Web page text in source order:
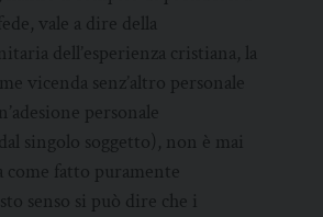
vale a dire della
dell’esperienza cristiana, la
vicenda senz’altro personale
personale
singolo soggetto), non è mai
come fatto puramente
senso si può dire che i